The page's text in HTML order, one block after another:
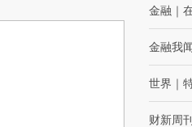
金融 ｜
金融我
世界 ｜
财新周